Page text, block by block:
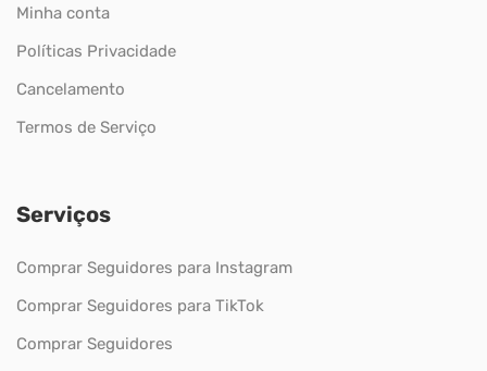
Minha conta
Políticas Privacidade
Cancelamento
Termos de Serviço
Serviços
Comprar Seguidores para Instagram
Comprar Seguidores para TikTok
Comprar Seguidores